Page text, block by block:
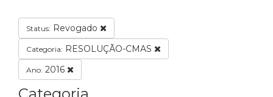
Status: Revogado
Categoria: RESOLUÇÃO-CMAS
Ano: 2016